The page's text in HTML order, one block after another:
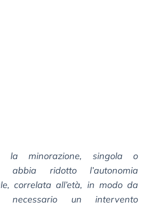
la minorazione, singola o
abbia ridotto l’autonomia
correlata all’età, in modo da
necessario un intervento